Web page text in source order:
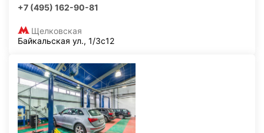
+7 (495) 162-90-81
Щелковская
Байкальская ул., 1/3с12